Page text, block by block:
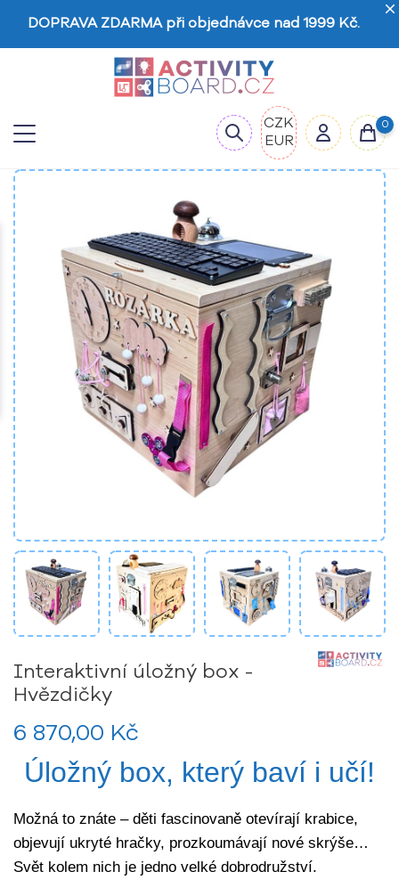
DOPRAVA ZDARMA při objednávce nad 1999 Kč.
CZK
EUR
0
Interaktivní úložný box -
Hvězdičky
6 870,00 Kč
Úložný box, který baví i učí!
Možná to znáte – děti fascinovaně otevírají krabice,
objevují ukryté hračky, prozkoumávají nové skrýše…
Svět kolem nich je jedno velké dobrodružství.